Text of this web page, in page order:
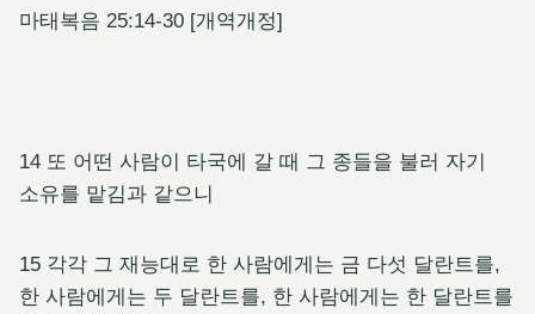
마태복음 25:14-30 [개역개정]
14 또 어떤 사람이 타국에 갈 때 그 종들을 불러 자기
소유를 맡김과 같으니
15 각각 그 재능대로 한 사람에게는 금 다섯 달란트를,
한 사람에게는 두 달란트를, 한 사람에게는 한 달란트를